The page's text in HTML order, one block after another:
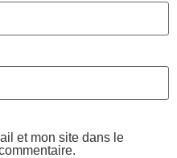
et mon site dans le